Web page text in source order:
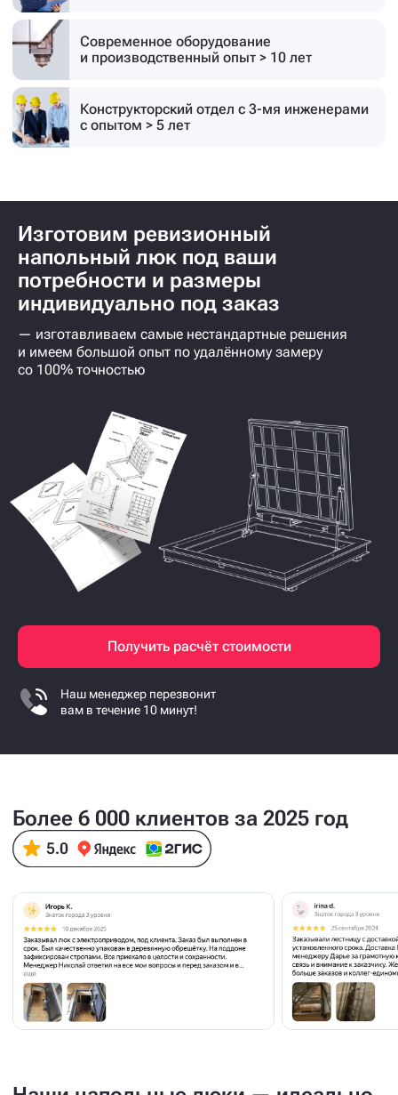
Современное оборудование
и производственный опыт > 10 лет
Конструкторский отдел с 3-мя инженерами
с опытом > 5 лет
Изготовим ревизионный
напольный люк под ваши
потребности и размеры
индивидуально под заказ
— изготавливаем самые нестандартные решения
и имеем большой опыт по удалённому замеру
со 100% точностью
Получить расчёт стоимости
Наш менеджер перезвонит
вам в течение 10 минут!
Более 6 000 клиентов за 2025 год